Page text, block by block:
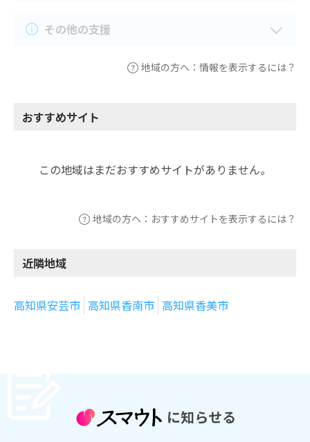
その他の支援
地域の方へ：情報を表示するには？
おすすめサイト
この地域はまだおすすめサイトがありません。
地域の方へ：おすすめサイトを表示するには？
近隣地域
高知県安芸市 高知県香南市 高知県香美市
に知らせる